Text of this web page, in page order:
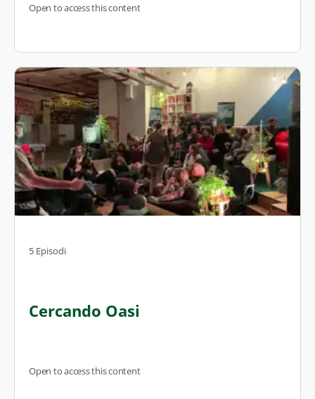
Open to access this content
5 Episodi
Cercando Oasi
Open to access this content